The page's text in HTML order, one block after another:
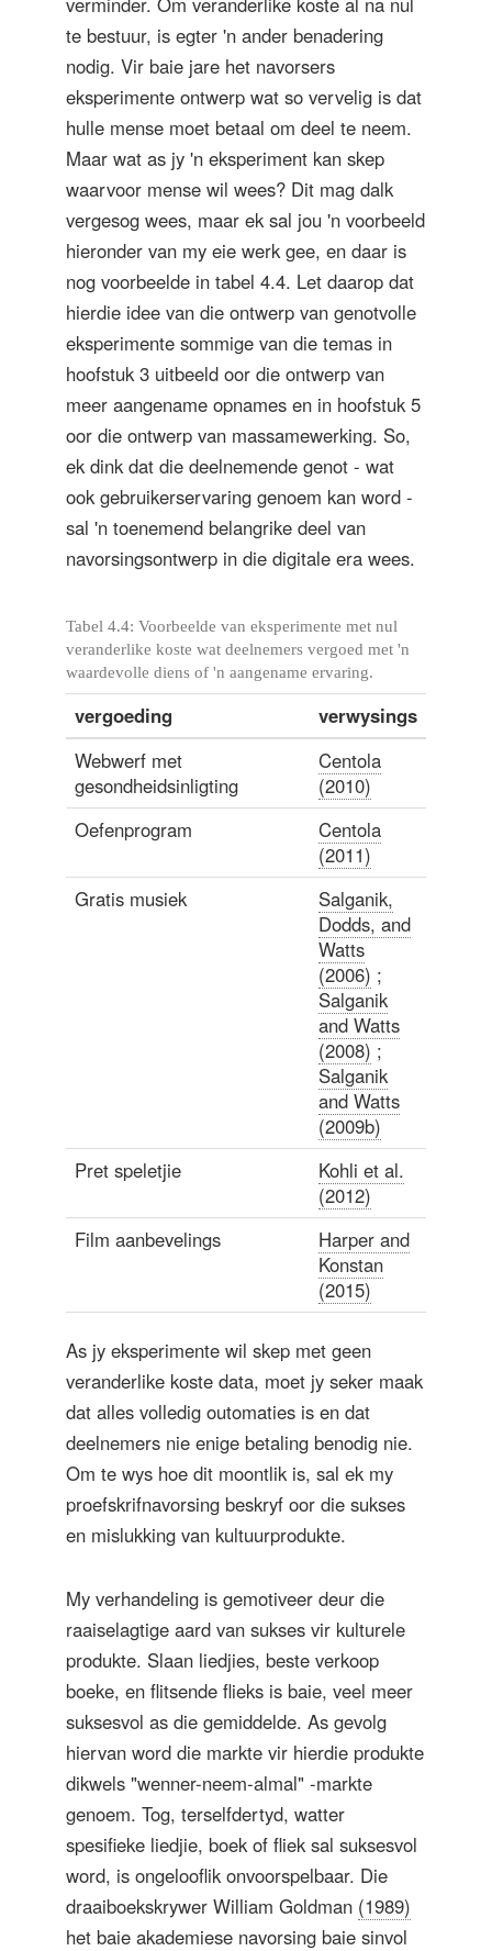
te bestuur, is egter 'n ander benadering
nodig. Vir baie jare het navorsers
eksperimente ontwerp wat so vervelig is dat
hulle mense moet betaal om deel te neem.
Maar wat as jy 'n eksperiment kan skep
waarvoor mense wil wees? Dit mag dalk
vergesog wees, maar ek sal jou 'n voorbeeld
hieronder van my eie werk gee, en daar is
nog voorbeelde in tabel 4.4. Let daarop dat
hierdie idee van die ontwerp van genotvolle
eksperimente sommige van die temas in
hoofstuk 3 uitbeeld oor die ontwerp van
meer aangename opnames en in hoofstuk 5
oor die ontwerp van massamewerking. So,
ek dink dat die deelnemende genot - wat
ook gebruikerservaring genoem kan word -
sal 'n toenemend belangrike deel van
navorsingsontwerp in die digitale era wees.
Tabel 4.4: Voorbeelde van eksperimente met nul
veranderlike koste wat deelnemers vergoed met 'n
waardevolle diens of 'n aangename ervaring.
vergoeding
verwysings
Webwerf met
gesondheidsinligting
Centola
(2010)
Oefenprogram
Centola
(2011)
Gratis musiek
Salganik,
Dodds, and
Watts
(2006) ;
Salganik
and Watts
(2008) ;
Salganik
and Watts
(2009b)
Pret speletjie
Kohli et al.
(2012)
Film aanbevelings
Harper and
Konstan
(2015)
As jy eksperimente wil skep met geen
veranderlike koste data, moet jy seker maak
dat alles volledig outomaties is en dat
deelnemers nie enige betaling benodig nie.
Om te wys hoe dit moontlik is, sal ek my
proefskrifnavorsing beskryf oor die sukses
en mislukking van kultuurprodukte.
My verhandeling is gemotiveer deur die
raaiselagtige aard van sukses vir kulturele
produkte. Slaan liedjies, beste verkoop
boeke, en flitsende flieks is baie, veel meer
suksesvol as die gemiddelde. As gevolg
hiervan word die markte vir hierdie produkte
dikwels "wenner-neem-almal" -markte
genoem. Tog, terselfdertyd, watter
spesifieke liedjie, boek of fliek sal suksesvol
word, is ongelooflik onvoorspelbaar. Die
draaiboekskrywer William Goldman (1989)
het baie akademiese navorsing baie sinvol